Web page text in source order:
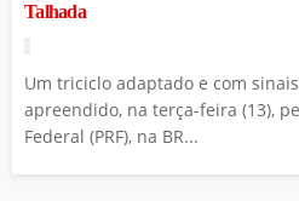
Talhada
Um triciclo adaptado e com
apreendido, na terça-feira (13),
Federal (PRF), na BR...